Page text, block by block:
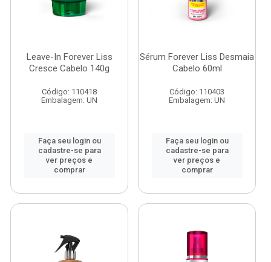
Leave-In Forever Liss
Cresce Cabelo 140g
Código: 110418
Embalagem: UN
Faça seu login ou
cadastre-se para
ver preços e
comprar
Sérum Forever Liss Desmaia
Cabelo 60ml
Código: 110403
Embalagem: UN
Faça seu login ou
cadastre-se para
ver preços e
comprar